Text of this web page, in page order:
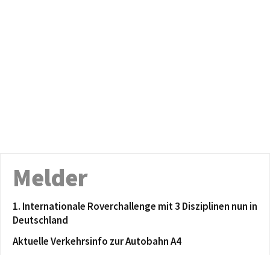
Melder
1. Internationale Roverchallenge mit 3 Disziplinen nun in
Deutschland
Aktuelle Verkehrsinfo zur Autobahn A4